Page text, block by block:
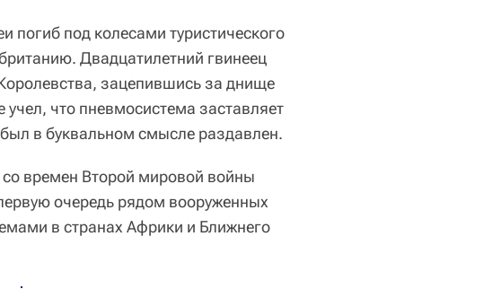
погиб под колесами туристического
Двадцатилетний гвинеец
зацепившись за днище
что пневмосистема заставляет
в буквальном смысле раздавлен.
времен Второй мировой войны
очередь рядом вооруженных
в странах Африки и Ближнего